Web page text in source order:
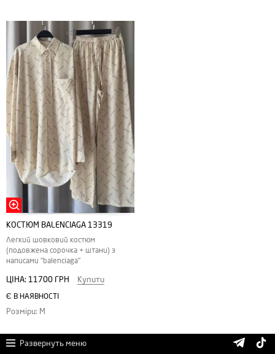
КОСТЮМ BALENCIAGA 13319
Легкий шовковий костюм
(подовжена сорочка + штани) з
написами "balenciaga"
ЦІНА: 11700 ГРН Купити
Є В НАЯВНОСТІ
Розміри: M
Развернуть меню